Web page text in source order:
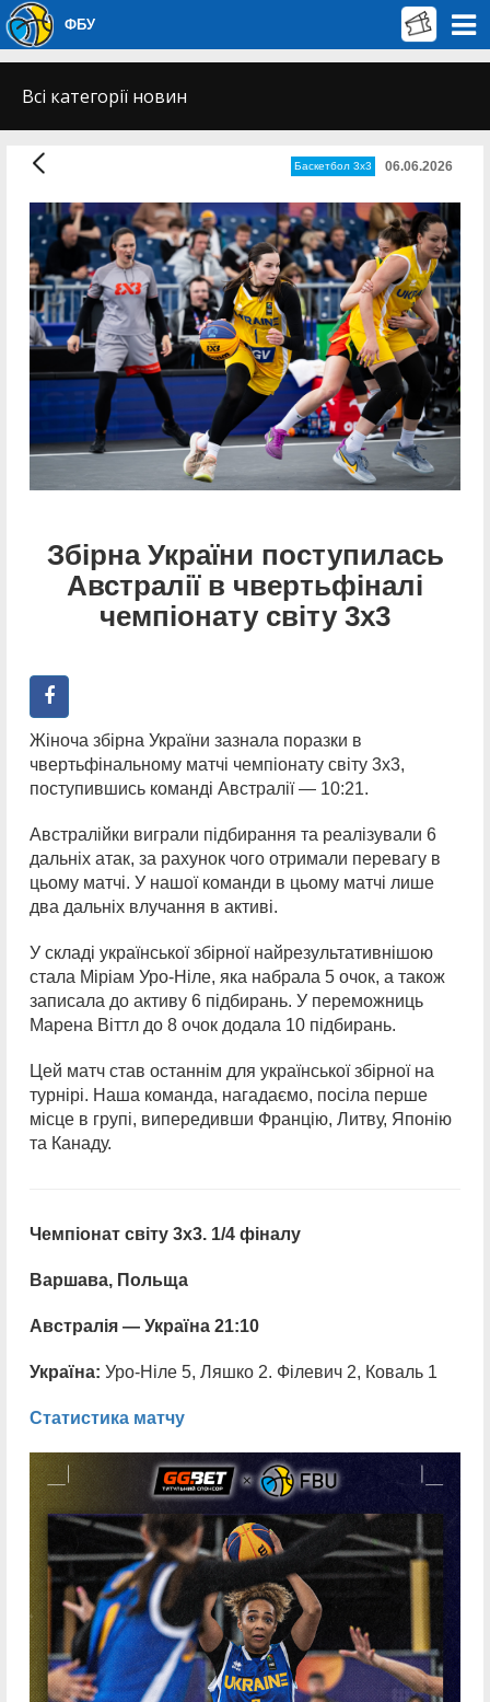
ФБУ
Всі категорії новин
Баскетбол 3х3 06.06.2026
Збірна України поступилась
Австралії в чвертьфіналі
чемпіонату світу 3х3
Жіноча збірна України зазнала поразки в
чвертьфінальному матчі чемпіонату світу 3х3,
поступившись команді Австралії — 10:21.
Австралійки виграли підбирання та реалізували 6
дальніх атак, за рахунок чого отримали перевагу в
цьому матчі. У нашої команди в цьому матчі лише
два дальніх влучання в активі.
У складі української збірної найрезультативнішою
стала Міріам Уро-Ніле, яка набрала 5 очок, а також
записала до активу 6 підбирань. У переможниць
Марена Віттл до 8 очок додала 10 підбирань.
Цей матч став останнім для української збірної на
турнірі. Наша команда, нагадаємо, посіла перше
місце в групі, випередивши Францію, Литву, Японію
та Канаду.
Чемпіонат світу 3х3. 1/4 фіналу
Варшава, Польща
Австралія — Україна 21:10
Україна: Уро-Ніле 5, Ляшко 2. Філевич 2, Коваль 1
Статистика матчу